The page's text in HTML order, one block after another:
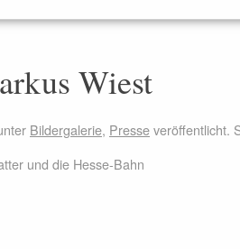
Wiest
Bildergalerie, Presseveröffentlicht.
und die Hesse-Bahn